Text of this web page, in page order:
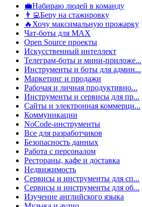
💼Набираю людей в команду
👨‍💻Беру на стажировку
🔥Хочу максимальную прожарку
Чат-боты для MAX
Open Source проекты
Искусственный интеллект
Телеграм-боты и мини-приложе...
Инструменты и боты для админ...
Маркетинг и продажи
Рабочая и личная продуктивно...
Инструменты и сервисы для пр...
Сайты и электронная коммерци...
Коммуникации
NoCode-инструменты
Все для разработчиков
Безопасность данных
Работа с персоналом
Рестораны, кафе и доставка
Недвижимость
Сервисы и инструменты для сп...
Сервисы и инструменты для об...
Изучение английского языка